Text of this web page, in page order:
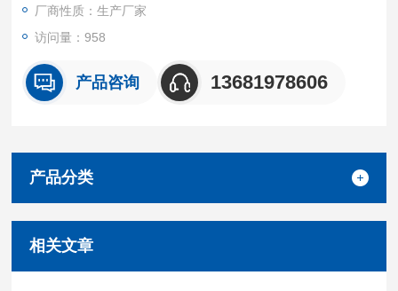
厂商性质：生产厂家
访问量：958
产品咨询 13681978606
产品分类
相关文章